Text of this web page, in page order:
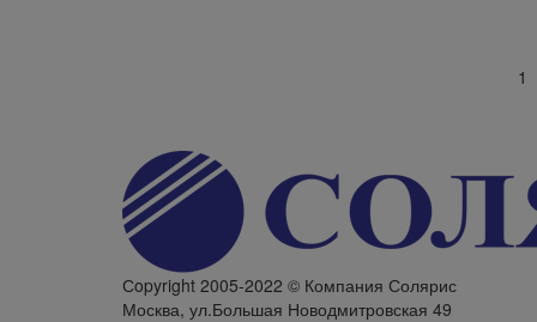
1
Сopyright 2005-2022 © Компания Солярис
Москва, ул.Большая Новодмитровская 49